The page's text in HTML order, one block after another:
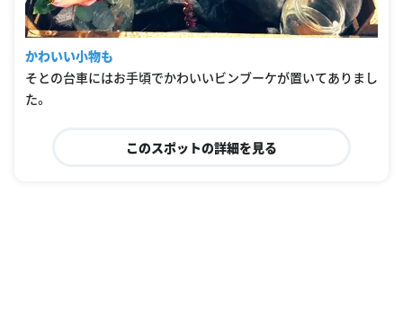
かわいい小物も
そとの台車にはお手頃でかわいいビンブーケが置いてありまし
た。
このスポットの詳細を見る